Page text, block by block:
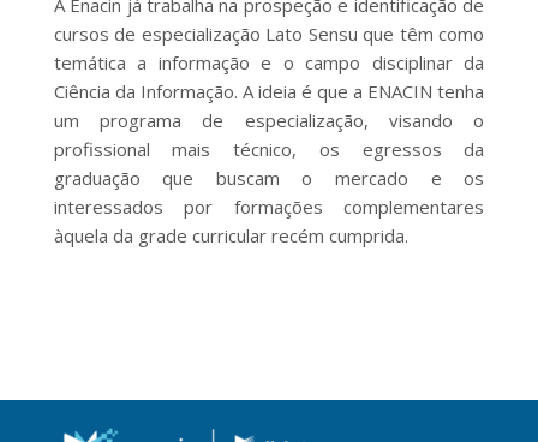
cursos de especialização Lato Sensu que têm como
temática a informação e o campo disciplinar da
Ciência da Informação. A ideia é que a ENACIN tenha
um programa de especialização, visando o
profissional mais técnico, os egressos da
graduação que buscam o mercado e os
interessados por formações complementares
àquela da grade curricular recém cumprida.